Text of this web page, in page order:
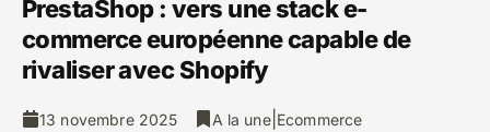
PrestaShop : vers une stack e-
commerce européenne capable de
rivaliser avec Shopify
13 novembre 2025 A la une| Ecommerce